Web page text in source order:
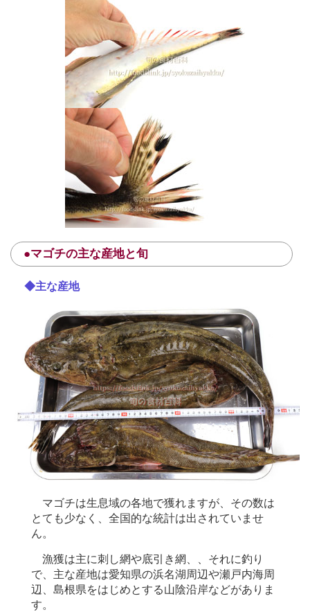
●マゴチの主な産地と旬
◆主な産地
マゴチは生息域の各地で獲れますが、その数は
とても少なく、全国的な統計は出されていませ
ん。
漁獲は主に刺し網や底引き網、、それに釣り
で、主な産地は愛知県の浜名湖周辺や瀬戸内海周
辺、島根県をはじめとする山陰沿岸などがありま
す。